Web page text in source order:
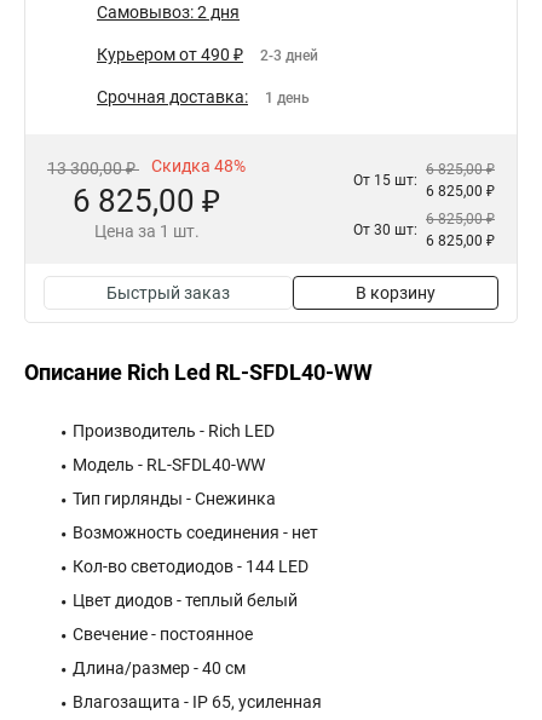
Самовывоз: 2 дня
Курьером от 490 ₽ 2-3 дней
Срочная доставка: 1 день
13 300,00 ₽ Скидка 48%
6 825,00 ₽
Цена за 1 шт.
От 15 шт:
6 825,00 ₽
6 825,00 ₽
От 30 шт:
6 825,00 ₽
6 825,00 ₽
Быстрый заказ В корзину
Описание Rich Led RL-SFDL40-WW
Производитель - Rich LED
Модель - RL-SFDL40-WW
Тип гирлянды - Снежинка
Возможность соединения - нет
Кол-во светодиодов - 144 LED
Цвет диодов - теплый белый
Свечение - постоянное
Длина/размер - 40 см
Влагозащита - IP 65, усиленная